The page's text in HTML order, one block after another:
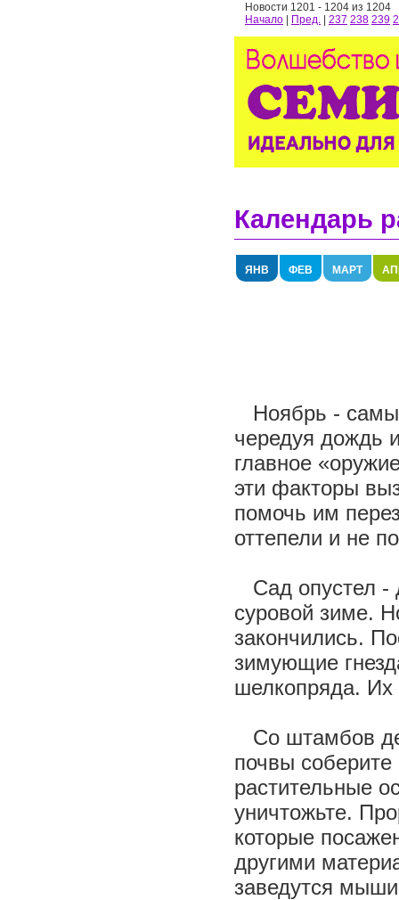
Новости 1201 - 1204 из 1204
Начало
Пред. 237 238 239
Календарь
ЯНВ ФЕВ МАРТ
Ноябрь -
чередуя дождь
главное
эти факторы
помочь им
оттепели и не
Сад опустел -
суровой зиме.
закончились.
зимующие
шелкопряда. Их
Со штамбов
почвы
растительные
уничтожьте.
которые
другими
заведутся